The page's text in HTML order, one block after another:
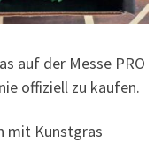
auf der Messe PRO
offiziell zu kaufen.
mit Kunstgras